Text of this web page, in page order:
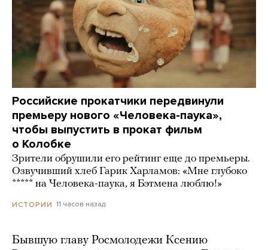
Российские прокатчики передвинули
премьеру нового «Человека-паука»,
чтобы выпустить в прокат фильм
о Колобке
Зрители обрушили его рейтинг еще до премьеры.
Озвучивший хлеб Гарик Харламов: «Мне глубоко
***** на Человека-паука, я Бэтмена люблю!»
ИСТОРИИ 11 часов назад
Бывшую главу Росмолодежи Ксению